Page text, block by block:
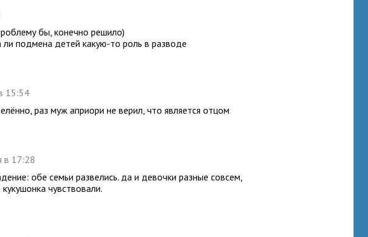
бы, конечно решило)
ли подмена детей какую-то роль в разводе
15:54
раз муж априори не верил, что является отцом
в 17:28
обе семьи развелись. да и девочки разные совсем,
чувствовали.